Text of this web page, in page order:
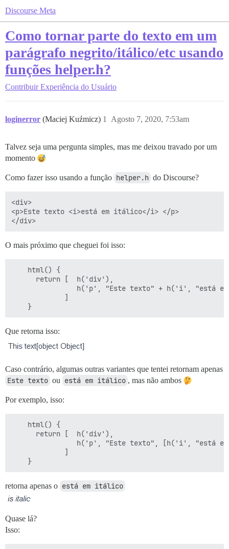
Discourse Meta
Como tornar parte do texto em um
parágrafo negrito/itálico/etc usando
funções helper.h?
Contribuir Experiência do Usuário
loginerror (Maciej Kuźmicz) Agosto 7, 2020, 7:53am
1
Talvez seja uma pergunta simples, mas me deixou travado por um
momento
Como fazer isso usando a função helper.h do Discourse?
<div>
<p>Este texto <i>está em itálico</i> </p>
O mais próximo que cheguei foi isso:
    html() {
      return [  h('div'),
h('p', "Este texto" + h('i', "está
             ]
Que retorna isso:
Caso contrário, algumas outras variantes que tentei retornam apenas
Este texto ou está em itálico , mas não ambos
Por exemplo, isso:
    html() {
      return [  h('div'),
h('p', "Este texto", [h('i', "está
             ]
retorna apenas o está em itálico
Quase lá?
Isso: